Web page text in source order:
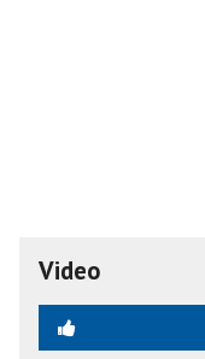
Video